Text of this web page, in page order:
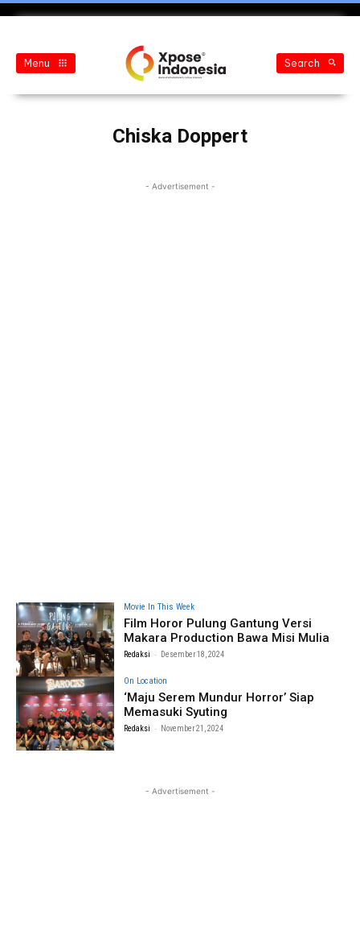
Menu Search
Chiska Doppert
- Advertisement -
Movie In This Week
Film Horor Pulung Gantung Versi
Makara Production Bawa Misi Mulia
Redaksi - Desember 18, 2024
On Location
‘Maju Serem Mundur Horror’ Siap
Memasuki Syuting
Redaksi - November 21, 2024
- Advertisement -